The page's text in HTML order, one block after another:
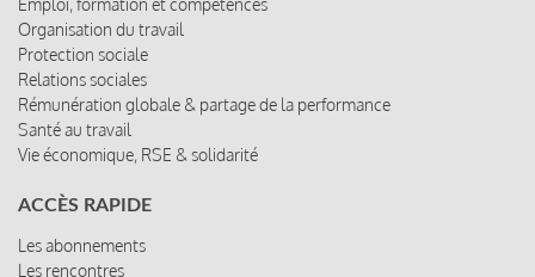
Emploi, formation et compétences
Organisation du travail
Protection sociale
Relations sociales
Rémunération globale & partage de la performance
Santé au travail
Vie économique, RSE & solidarité
ACCÈS RAPIDE
Les abonnements